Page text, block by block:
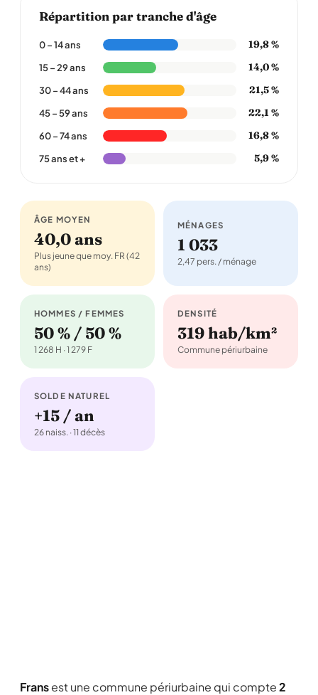
Répartition par tranche d'âge
0 – 14 ans 19,8 %
15 – 29 ans 14,0 %
30 – 44 ans 21,5 %
45 – 59 ans 22,1 %
60 – 74 ans 16,8 %
75 ans et + 5,9 %
ÂGE MOYEN
40,0 ans
Plus jeune que moy. FR (42
ans)
MÉNAGES
1 033
2,47 pers. / ménage
HOMMES / FEMMES
50 % / 50 %
1 268 H · 1 279 F
DENSITÉ
319 hab/km²
Commune périurbaine
SOLDE NATUREL
+15 / an
26 naiss. · 11 décès
Fransest une commune périurbaine qui compte2